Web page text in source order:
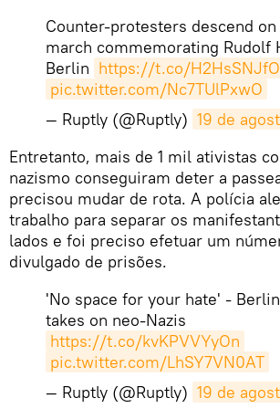
Counter-protesters descend on
march commemorating Rudolf
Berlin https://t.co/
pic.twitter.com/Nc7TUlPxwO
— Ruptly (@Ruptly) 19 de
Entretanto, mais de 1 mil ativistas
nazismo conseguiram deter a
precisou mudar de rota. A polícia
trabalho para separar os
lados e foi preciso efetuar um
divulgado de prisões.
'No space for your hate' -
takes on neo-Nazis
https://t.co/kvKPVVYyOn
pic.twitter.com/LhSY7VN0AT
— Ruptly (@Ruptly) 19 de